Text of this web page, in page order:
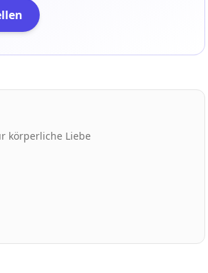
körperliche Liebe